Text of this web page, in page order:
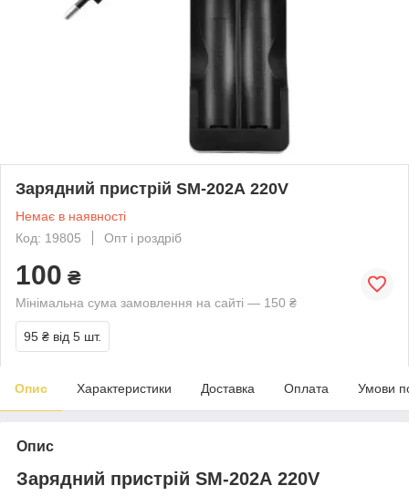
Зарядний пристрій SM-202А 220V
Немає в наявності
Код: 19805
Опт і роздріб
100 ₴
Мінімальна сума замовлення на сайті — 150 ₴
95 ₴ від 5 шт.
Опис Характеристики Доставка Оплата Умови
Опис
Зарядний пристрій SM-202А 220V